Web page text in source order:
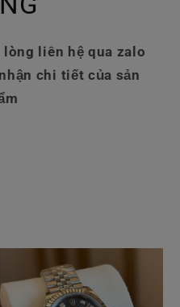
liên hệ qua zalo
chi tiết của sản